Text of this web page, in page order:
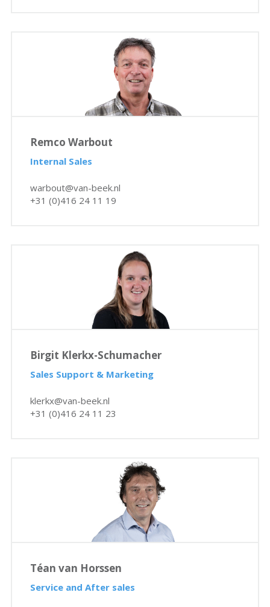
Remco Warbout
Internal Sales
warbout@van-beek.nl
+31 (0)416 24 11 19
Birgit Klerkx-Schumacher
Sales Support & Marketing
klerkx@van-beek.nl
+31 (0)416 24 11 23
Téan van Horssen
Service and After sales